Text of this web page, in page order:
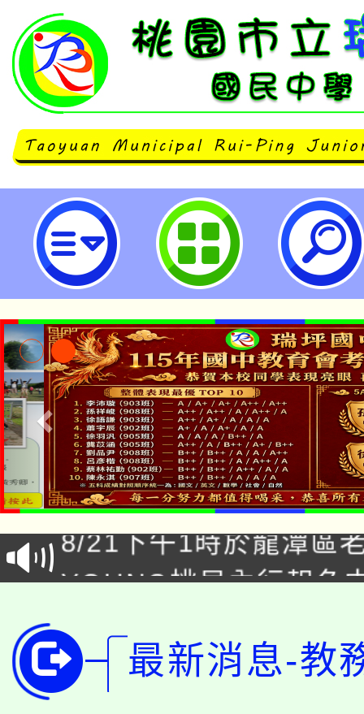
112學年度鼓勵績優教師及行政人
桃園市立瑞坪國民中學
「本色祭」8/29、30在
場熱烈登場!
8/21下午1時於龍潭區
徵才活動。
YOUNG桃局內行報名
開!
115年桃園市運動會8/
田徑場及游泳池舉行。
桃園市低收入戶享有免
最新消息-教